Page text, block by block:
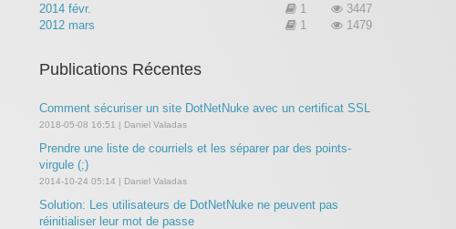
2014 févr.
3447
1
2012 mars
1479
1
Publications Récentes
Comment sécuriser un site DotNetNuke avec un certificat SSL
2018-05-08 16:51 | Daniel Valadas
Prendre une liste de courriels et les séparer par des points-
virgule (;)
2014-10-24 05:14 | Daniel Valadas
Solution: Les utilisateurs de DotNetNuke ne peuvent pas
réinitialiser leur mot de passe